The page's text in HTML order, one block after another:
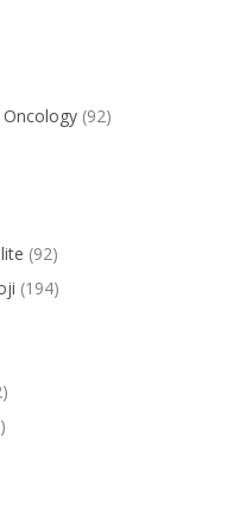
Oncology (92)
(92)
(194)